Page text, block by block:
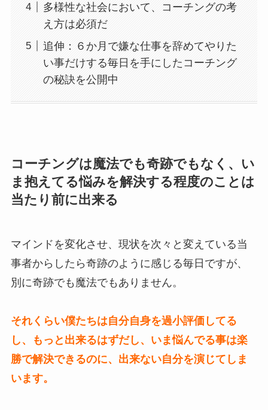
多様性な社会において、コーチングの考
え方は必須だ
追伸：６か月で嫌な仕事を辞めてやりた
い事だけする毎日を手にしたコーチング
の秘訣を公開中
コーチングは魔法でも奇跡でもなく、い
ま抱えてる悩みを解決する程度のことは
当たり前に出来る
マインドを変化させ、現状を次々と変えている当
事者からしたら奇跡のように感じる毎日ですが、
別に奇跡でも魔法でもありません。
それくらい僕たちは自分自身を過小評価してる
し、もっと出来るはずだし、いま悩んでる事は楽
勝で解決できるのに、出来ない自分を演じてしま
います。